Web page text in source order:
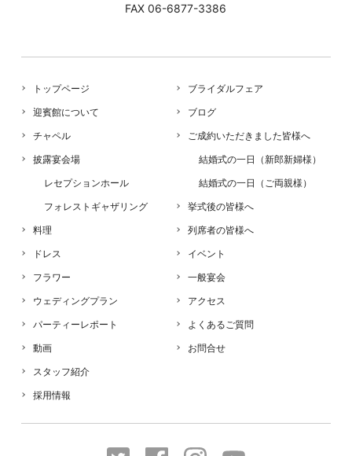
FAX 06-6877-3386
トップページ
迎賓館について
チャペル
披露宴会場
レセプションホール
フォレストギャザリング
料理
ドレス
フラワー
ウェディングプラン
パーティーレポート
動画
スタッフ紹介
採用情報
ブライダルフェア
ブログ
ご成約いただきました皆様へ
結婚式の一日（新郎新婦様）
結婚式の一日（ご両親様）
挙式後の皆様へ
列席者の皆様へ
イベント
一般宴会
アクセス
よくあるご質問
お問合せ